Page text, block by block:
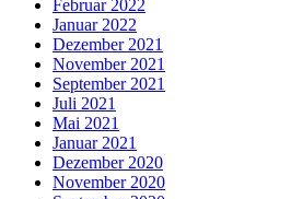
Februar 2022
Januar 2022
Dezember 2021
November 2021
September 2021
Juli 2021
Mai 2021
Januar 2021
Dezember 2020
November 2020